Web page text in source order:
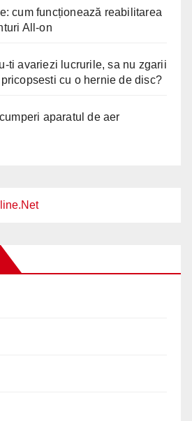
cum funcționează reabilitarea
All-on
ti avariezi lucrurile, sa nu zgarii
cu o hernie de disc?
aparatul de aer